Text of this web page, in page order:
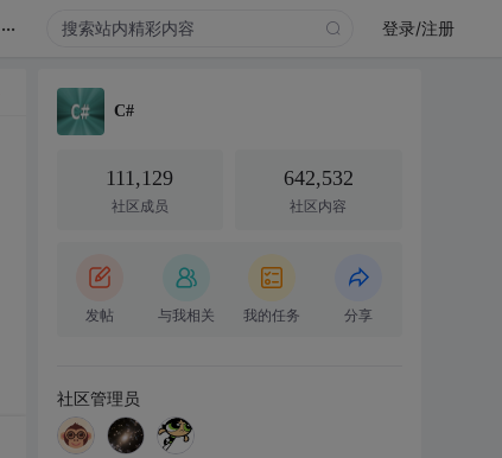
... 登录/注册
C#
111,129
社区成员
642,532
社区内容
发帖 与我相关 我的任务 分享
社区管理员